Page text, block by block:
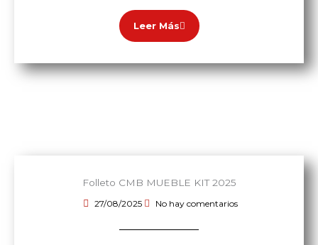
Leer Más
Folleto CMB MUEBLE KIT 2025
27/08/2025 No hay comentarios